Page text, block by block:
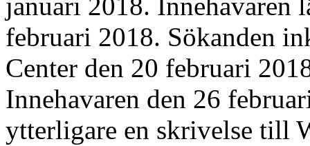
januari 2018. Innehavaren
februari 2018. Sökanden
Center den 20 februari
Innehavaren den 26
ytterligare en skrivelse till